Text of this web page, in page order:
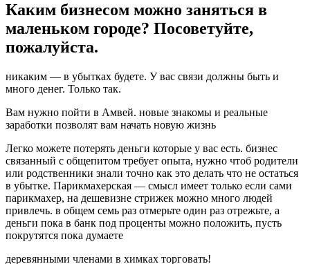
Каким бизнесом можно заняться в
маленьком городе? Посоветуйте,
пожалуйста.
никаким — в убытках будете. У вас связи должны быть и
много денег. Только так.
Вам нужно пойти в Амвей. новые знакомы и реальные
заработки позволят вам начать новую жизнь
Легко можете потерять деньги которые у вас есть. бизнес
связанный с общепитом требует опыта, нужно чтоб родители
или родственники знали точно как это делать что не остаться
в убытке. Парикмахерская — смысл имеет только если сами
парикмахер, на дешевизне стрижек можно много людей
привлечь. в общем семь раз отмерьте один раз отрежьте, а
деньги пока в банк под проценты можно положить, пусть
покрутятся пока думаете
деревянными членами в химках торговать!